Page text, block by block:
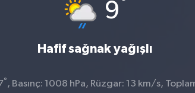
9
Hafif sağnak yağışlı
° , Basınç: 1008 hPa, Rüzgar: 13 km/s,